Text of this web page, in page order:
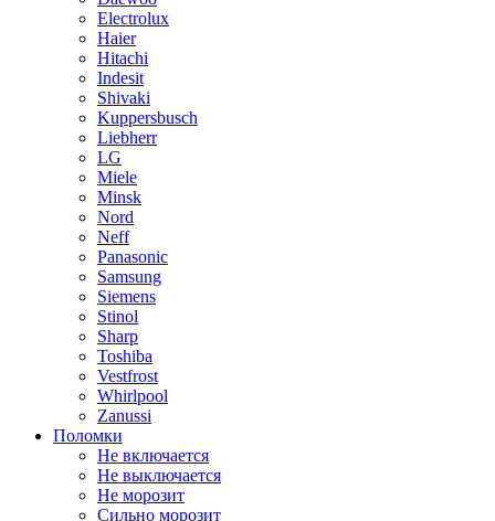
Electrolux
Haier
Hitachi
Indesit
Shivaki
Kuppersbusch
Liebherr
LG
Miele
Minsk
Nord
Neff
Panasonic
Samsung
Siemens
Stinol
Sharp
Toshiba
Vestfrost
Whirlpool
Zanussi
Поломки
Не включается
Не выключается
Не морозит
Сильно морозит